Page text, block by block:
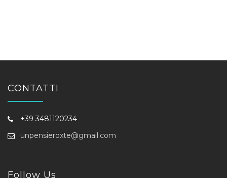
CONTATTI
+39 3481120234
unpensieroxte@gmail.com
Follow Us